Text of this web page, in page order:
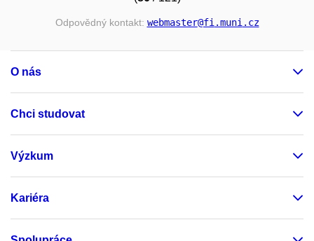
Odpovědný kontakt: webmaster@fi.muni.cz
O nás
Chci studovat
Výzkum
Kariéra